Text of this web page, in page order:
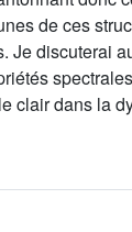
de ces
discuterai
clair dans la